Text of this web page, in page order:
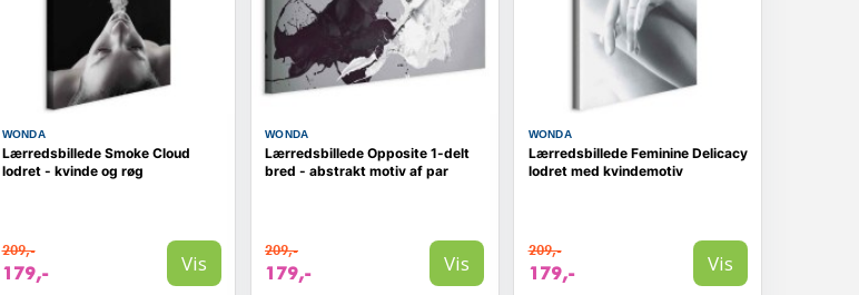
WONDA
Lærredsbillede Smoke Cloud
lodret - kvinde og røg
209,-
179,- Vis
WONDA
Lærredsbillede Opposite 1-delt
bred - abstrakt motiv af par
209,-
179,- Vis
WONDA
Lærredsbillede Feminine Delicacy
lodret med kvindemotiv
209,-
179,- Vis